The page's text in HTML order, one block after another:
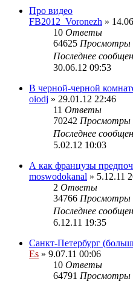
Про видео
FB2012_Voronezh »
10 Ответы
64625 Просмотры
Последнее
30.06.12 09:53
В черной-черной
oiodj » 29.01.12 22:46
11 Ответы
70242 Просмотры
Последнее
5.02.12 10:03
А как французы
moswodokanal » 5.12.11
2 Ответы
34766 Просмотры
Последнее
6.12.11 19:35
Санкт-Петербург
Es » 9.07.11 00:06
10 Ответы
64791 Просмотры